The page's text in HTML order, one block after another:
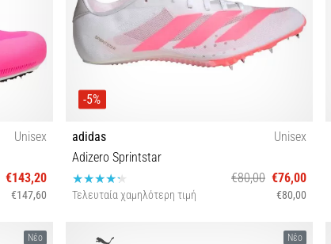
Unisex
€143,20
€147,60
-5%
adidas
Unisex
Adizero Sprintstar
€80,00 €76,00
Τελευταία χαμηλότερη τιμή €80,00
36⅔ 37⅓ 40 40⅔ 41⅓ 42 42⅔ 43⅓ 44 44⅔ 45⅓
Νέο Νέο